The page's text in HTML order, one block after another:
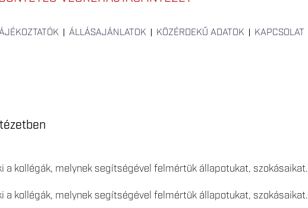
ÁLLÁSAJÁNLATOK KÖZÉRDEKŰ ADATOK KAPCSOLAT
kollégák, melynek segítségével felmértük állapotukat, szokásaikat.
kollégák, melynek segítségével felmértük állapotukat, szokásaikat.